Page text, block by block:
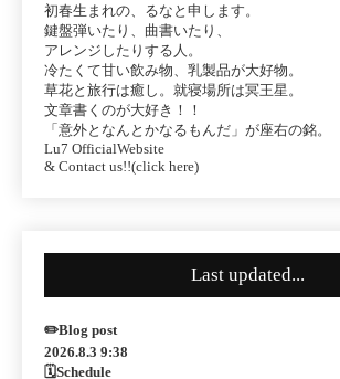
初春生まれの、るなと申します。
鍵盤弾いたり、曲書いたり、
アレンジしたりする人。
冷たくて甘い飲み物、乳製品が大好物。
草花と旅行は癒し。就寝場所は冥王星。
文章書くのが大好き！！
「意外となんとかなるもんだ」が座右の銘。
Lu7 OfficialWebsite
& Contact us!!(click here)
Last updated...
✏️Blog post
2026.8.3 9:38
🗓Schedule